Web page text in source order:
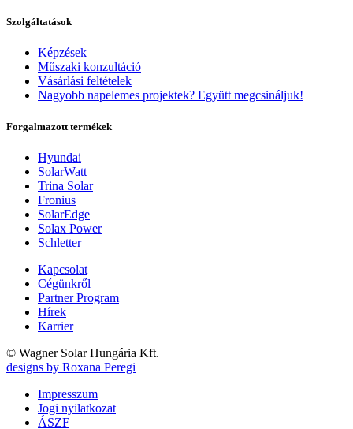
Szolgáltatások
Képzések
Műszaki konzultáció
Vásárlási feltételek
Nagyobb napelemes projektek? Együtt megcsináljuk!
Forgalmazott termékek
Hyundai
SolarWatt
Trina Solar
Fronius
SolarEdge
Solax Power
Schletter
Kapcsolat
Cégünkről
Partner Program
Hírek
Karrier
© Wagner Solar Hungária Kft.
designs by Roxana Peregi
Impresszum
Jogi nyilatkozat
ÁSZF